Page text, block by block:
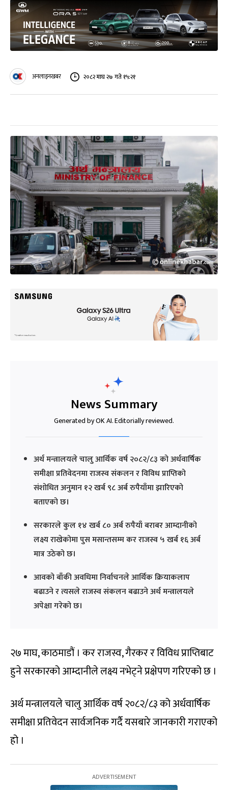
अनलाइनखबर २०८२ माघ २७ गते १५:२१
News Summary
Generated by OK AI. Editorially reviewed.
अर्थ मन्त्रालयले चालु आर्थिक वर्ष २०८२/८३ को अर्धवार्षिक
समीक्षा प्रतिवेदनमा राजस्व संकलन र विविध प्राप्तिको
संशोधित अनुमान १२ खर्ब ९८ अर्ब रुपैयाँमा झारिएको
बताएको छ।
सरकारले कुल १४ खर्ब ८० अर्ब रुपैयाँ बराबर आम्दानीको
लक्ष्य राखेकोमा पुस मसान्तसम्म कर राजस्व ५ खर्ब १६ अर्ब
मात्र उठेको छ।
आवको बाँकी अवधिमा निर्वाचनले आर्थिक क्रियाकलाप
बढाउने र त्यसले राजस्व संकलन बढाउने अर्थ मन्त्रालयले
अपेक्षा गरेको छ।
२७ माघ, काठमाडौं । कर राजस्व, गैरकर र विविध प्राप्तिबाट
हुने सरकारको आम्दानीले लक्ष्य नभेट्ने प्रक्षेपण गरिएको छ ।
अर्थ मन्त्रालयले चालु आर्थिक वर्ष २०८२/८३ को अर्धवार्षिक
समीक्षा प्रतिवेदन सार्वजनिक गर्दै यसबारे जानकारी गराएको
हो ।